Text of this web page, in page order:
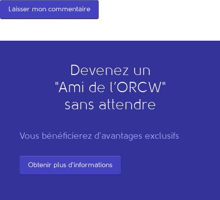
Devenez un
"Ami de l’ORCW"
sans attendre
Vous bénéficierez d'avantages exclusifs
Obtenir plus d'informations